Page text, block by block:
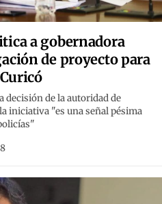
a gobernadora
de proyecto para
decisión de la autoridad de
iniciativa "es una señal pésima